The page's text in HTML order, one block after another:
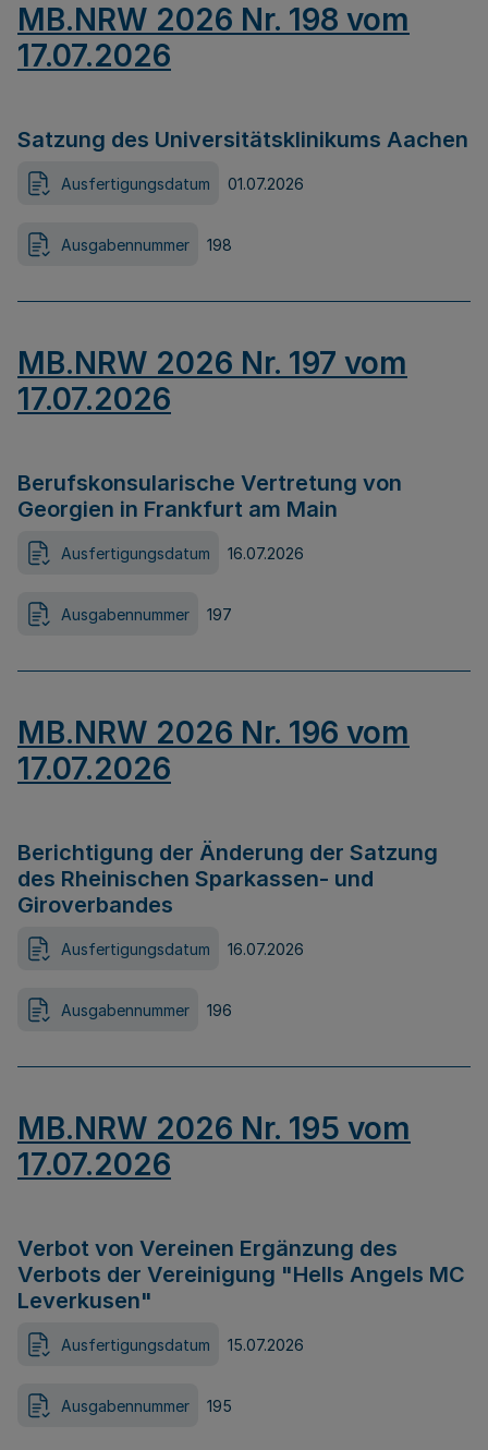
MB.NRW 2026 Nr. 198 vom
17.07.2026
Satzung des Universitätsklinikums Aachen
Ausfertigungsdatum 01.07.2026
Ausgabennummer 198
MB.NRW 2026 Nr. 197 vom
17.07.2026
Berufskonsularische Vertretung von
Georgien in Frankfurt am Main
Ausfertigungsdatum 16.07.2026
Ausgabennummer 197
MB.NRW 2026 Nr. 196 vom
17.07.2026
Berichtigung der Änderung der Satzung
des Rheinischen Sparkassen- und
Giroverbandes
Ausfertigungsdatum 16.07.2026
Ausgabennummer 196
MB.NRW 2026 Nr. 195 vom
17.07.2026
Verbot von Vereinen Ergänzung des
Verbots der Vereinigung "Hells Angels MC
Leverkusen"
Ausfertigungsdatum 15.07.2026
Ausgabennummer 195